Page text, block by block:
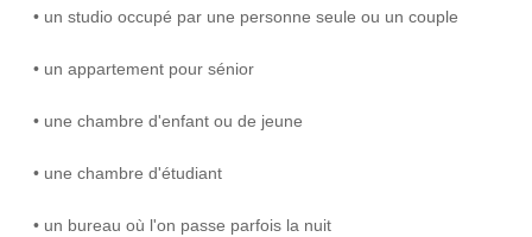
• un studio occupé par une personne seule ou un couple
• un appartement pour sénior
• une chambre d'enfant ou de jeune
• une chambre d'étudiant
• un bureau où l'on passe parfois la nuit